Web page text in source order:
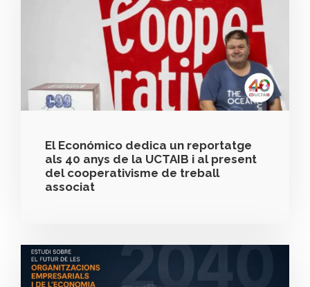
El Económico dedica un reportatge
als 40 anys de la UCTAIB i al present
del cooperativisme de treball
associat